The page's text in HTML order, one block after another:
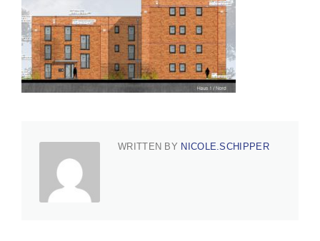
WRITTEN BY NICOLE.SCHIPPER